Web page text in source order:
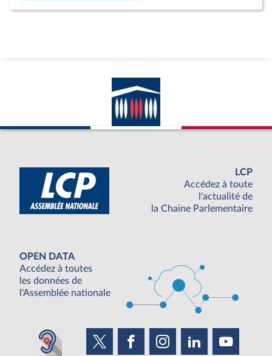
LCP
Accédez à toute
l'actualité de
la Chaine Parlementaire
OPEN DATA
Accédez à toutes
les données de
l'Assemblée nationale